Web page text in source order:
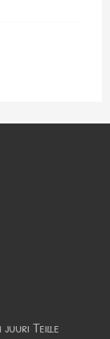
Teille